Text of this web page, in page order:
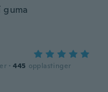
guma
· 445 opplastinger